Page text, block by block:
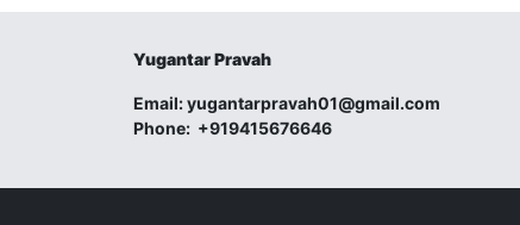
Yugantar Pravah
Email:yugantarpravah01@gmail.com
Phone: +919415676646